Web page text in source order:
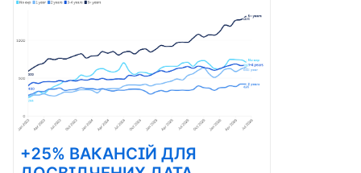
+25% ВАКАНСІЙ ДЛЯ